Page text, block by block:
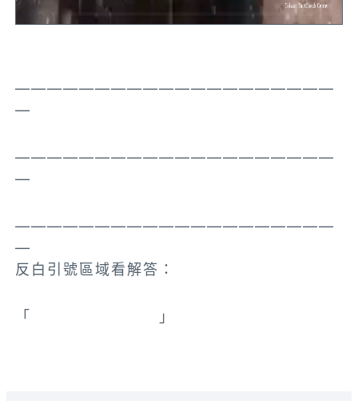
————————————————————
—
————————————————————
—
————————————————————
—
反白引號區域看解答：
「 」